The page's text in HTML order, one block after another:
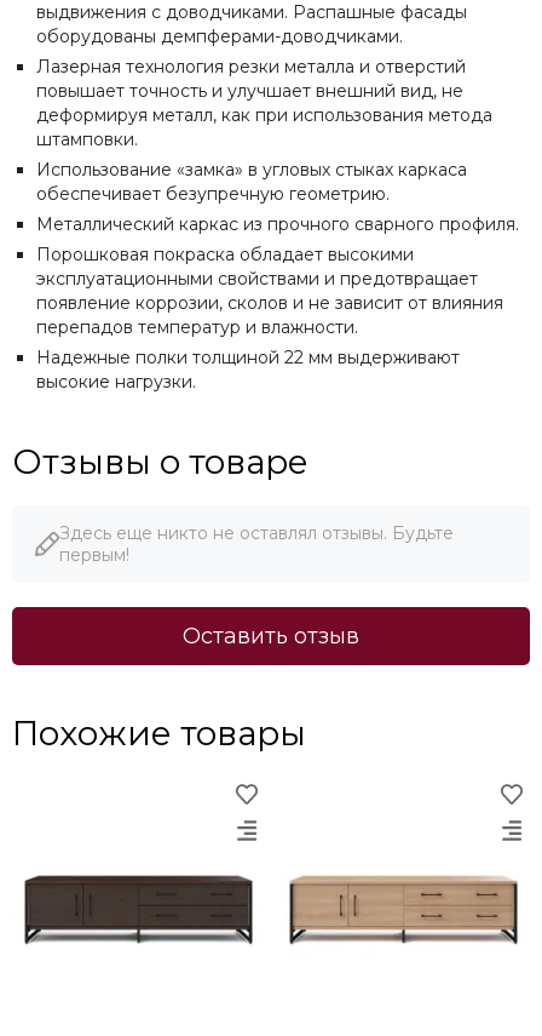
выдвижения с доводчиками. Распашные фасады
оборудованы демпферами-доводчиками.
Лазерная технология резки металла и отверстий
повышает точность и улучшает внешний вид, не
деформируя металл, как при использования метода
штамповки.
Использование «замка» в угловых стыках каркаса
обеспечивает безупречную геометрию.
Металлический каркас из прочного сварного профиля.
Порошковая покраска обладает высокими
эксплуатационными свойствами и предотвращает
появление коррозии, сколов и не зависит от влияния
перепадов температур и влажности.
Надежные полки толщиной 22 мм выдерживают
высокие нагрузки.
Отзывы о товаре
Здесь еще никто не оставлял отзывы. Будьте
первым!
Оставить отзыв
Похожие товары